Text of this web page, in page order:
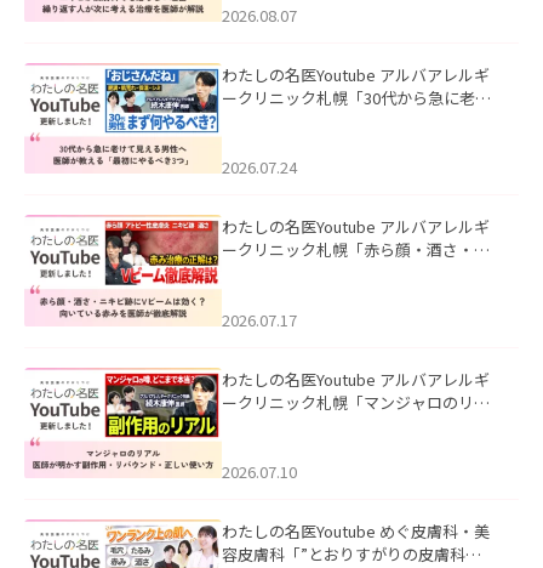
ました。
2026.08.07
わたしの名医Youtube アルバアレルギ
ークリニック札幌「30代から急に老け
た。
2026.07.24
わたしの名医Youtube アルバアレルギ
ークリニック札幌「赤ら顔・酒さ・ニ
した。
2026.07.17
わたしの名医Youtube アルバアレルギ
ークリニック札幌「マンジャロのリア
た。
2026.07.10
わたしの名医Youtube めぐ皮膚科・美
容皮膚科「”とおりすがりの皮膚科